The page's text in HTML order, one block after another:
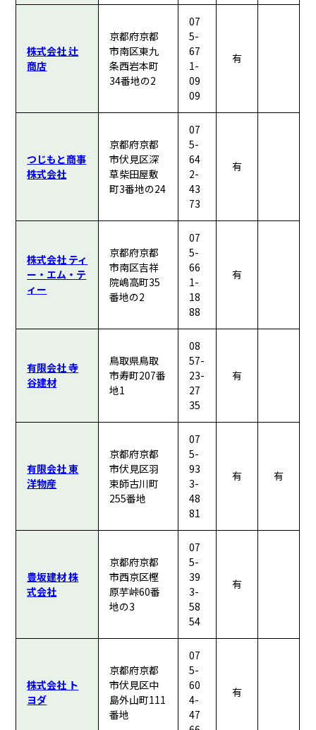
株式会社 辻
商店
京都府京都
市南区東九
条西岩本町
34番地の2
07
5-
67
1-
09
09
有
つじもと商事
株式会社
京都府京都
市伏見区深
草柴田屋敷
町3番地の24
07
5-
64
2-
43
73
有
株式会社 ティ
ー・エム・テ
ィー
京都府京都
市南区吉祥
院嶋高町35
番地の2
07
5-
66
1-
18
88
有
有限会社 寺
谷建材
鳥取県鳥取
市寿町207番
地1
08
57-
23-
27
35
有
有限会社 東
洋物産
京都府京都
市伏見区羽
束師古川町
255番地
07
5-
93
3-
48
81
有 有
豊坂建材 株
式会社
京都府京都
市西京区樫
原芋峠60番
地の3
07
5-
39
3-
58
54
有
株式会社 ト
ヨダ
京都府京都
市伏見区中
島外山町111
番地
07
5-
60
4-
47
有